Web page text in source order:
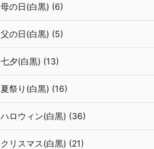
母の日(白黒) (6)
父の日(白黒) (5)
七夕(白黒) (13)
夏祭り(白黒) (16)
ハロウィン(白黒) (36)
クリスマス(白黒) (21)